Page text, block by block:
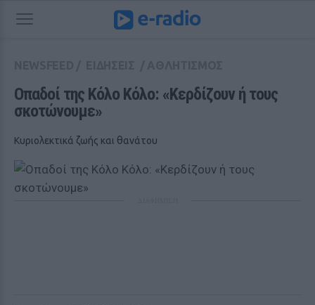
Οπαδοί της Κόλο Κόλο: «Κερδίζουν ή τους
σκοτώνουμε»
Κυριολεκτικά ζωής και θανάτου